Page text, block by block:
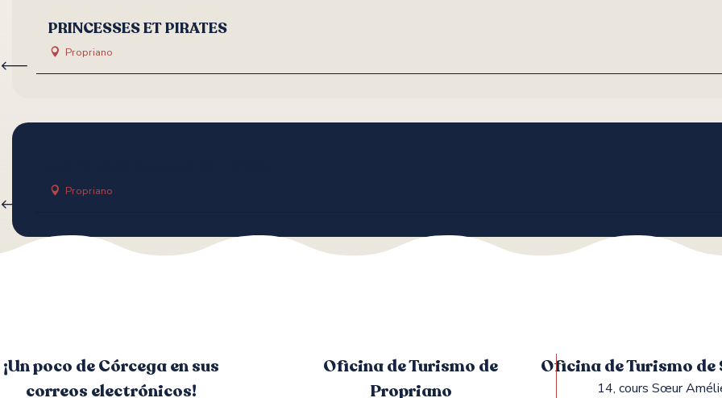
PRINCESSES ET PIRATES
Propriano
Propriano
¡Un poco de Córcega en sus
correos electrónicos!
Oficina de Turismo de
Propriano
Oficina de Turismo de
14, cours Sœur